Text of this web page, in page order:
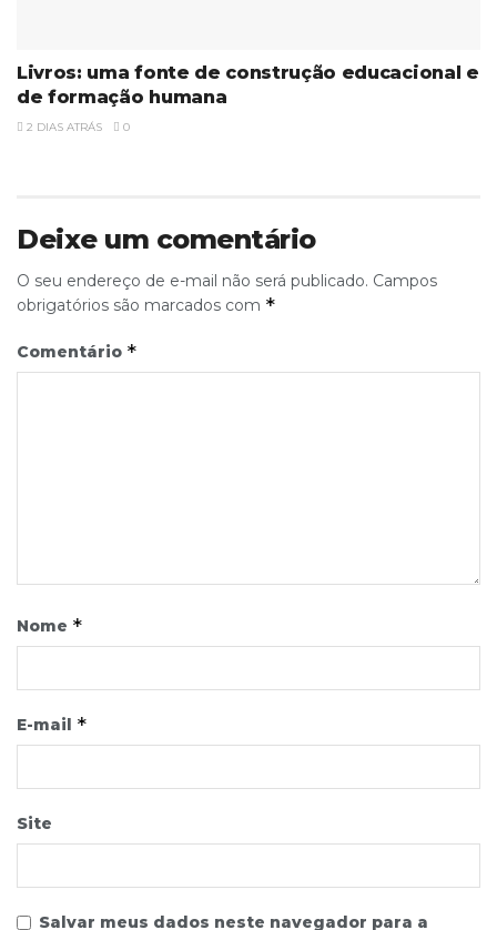
Livros: uma fonte de construção educacional e
de formação humana
2 DIAS ATRÁS 0
Deixe um comentário
O seu endereço de e-mail não será publicado. Campos
obrigatórios são marcados com *
Comentário *
Nome *
E-mail *
Site
Salvar meus dados neste navegador para a